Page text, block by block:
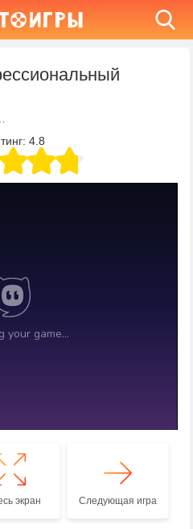
4.8
экран Следующая игра